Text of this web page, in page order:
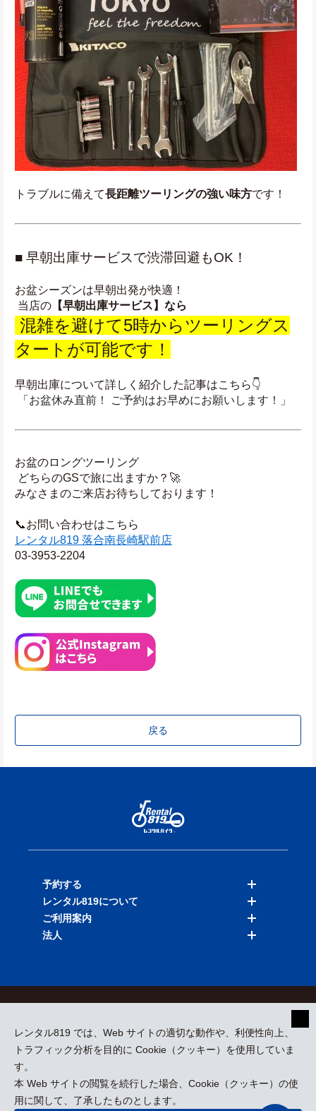
トラブルに備えて長距離ツーリングの強い味方です！
■ 早朝出庫サービスで渋滞回避もOK！
お盆シーズンは早朝出発が快適！
当店の 【早朝出庫サービス】なら
タートが可能です！
早朝出庫について詳しく紹介した記事はこちら👇
「 お盆休み直前！ ご予約はお早めにお願いします！」
お盆のロングツーリング
どちらのGSで旅に出ますか？🚀
みなさまのご来店お待ちしております！
📞お問い合わせはこちら
レンタル819 落合南長崎駅前店
03-3953-2204
戻る
レンタル819 では、Web サイトの適切な動作や、利便性向上、
トラフィック分析を目的に Cookie（クッキー）を使用していま
す。
本 Web サイトの閲覧を続行した場合、Cookie（クッキー）の使
用に関して、了承したものとします。
予約する
バイクを探す
店舗を探す
レンタル819について
料金表
ご利用案内
法人
採用情報
プレスリリース
kizuki Rental Service © All Rights Reserved.